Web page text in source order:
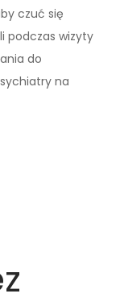
czuć się
podczas wizyty
do
na